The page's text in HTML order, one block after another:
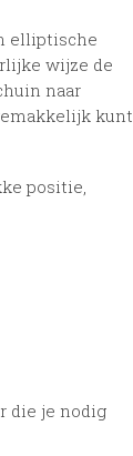
elliptische
wijze de
naar
kunt
positie,
die je nodig